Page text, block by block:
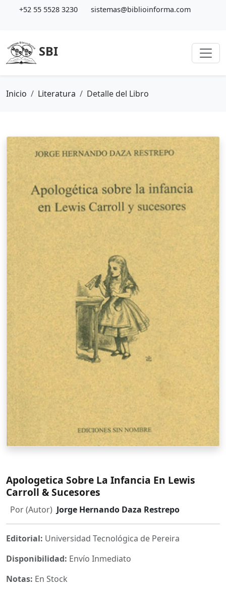
+52 55 5528 3230 sistemas@biblioinforma.com
SBI
Inicio Literatura Detalle del Libro
Apologetica Sobre La Infancia En Lewis
Carroll & Sucesores
Por (Autor) Jorge Hernando Daza Restrepo
Editorial: Universidad Tecnológica de Pereira
Disponibilidad: Envío Inmediato
Notas: En Stock